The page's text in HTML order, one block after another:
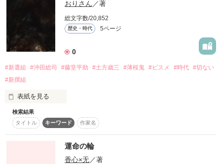
             風間 千景
                 ×
             火影 白蘭
ーーーーーーーーーーーーーーーーーーー・盗作はおやめくだ
さい。
・誹謗中傷もおやめください。
・質問コーナーをまた作るので質問も承ります。
・感想ノートに次々かいてってください。
・感動的なセリフを教えてくだされば採用されるかも。
ーーーーーーーーーーーーーーーーーーー
それではごゆっくり…
──最後に笑ってくれねぇか？
     ──お前の笑ってる顔が…見たい
なぁ誰か──
あたしが探している【仲間】を教えてくれ──
おりさん ／著
総文字数/20,852
歴史・時代 5ページ
0
#新選組 #沖田総司 #藤堂平助 #土方歳三 #薄桜鬼 #ピスメ #時代 #切ない
#新撰組
表紙を見る
新選組八番隊長　藤堂平助の生きざまと愛した女性の物語で
す。
秋山香乃先生の藤堂平助の小説が好きで恋愛パートをもっと読
みたかったという妄想が発展しました。女性キャラなど似た設
定ながら別人になりますのでよろしくお願いいたします。
検索結果
タイトル
キーワード 作家名
運命の輪
香心×无／著